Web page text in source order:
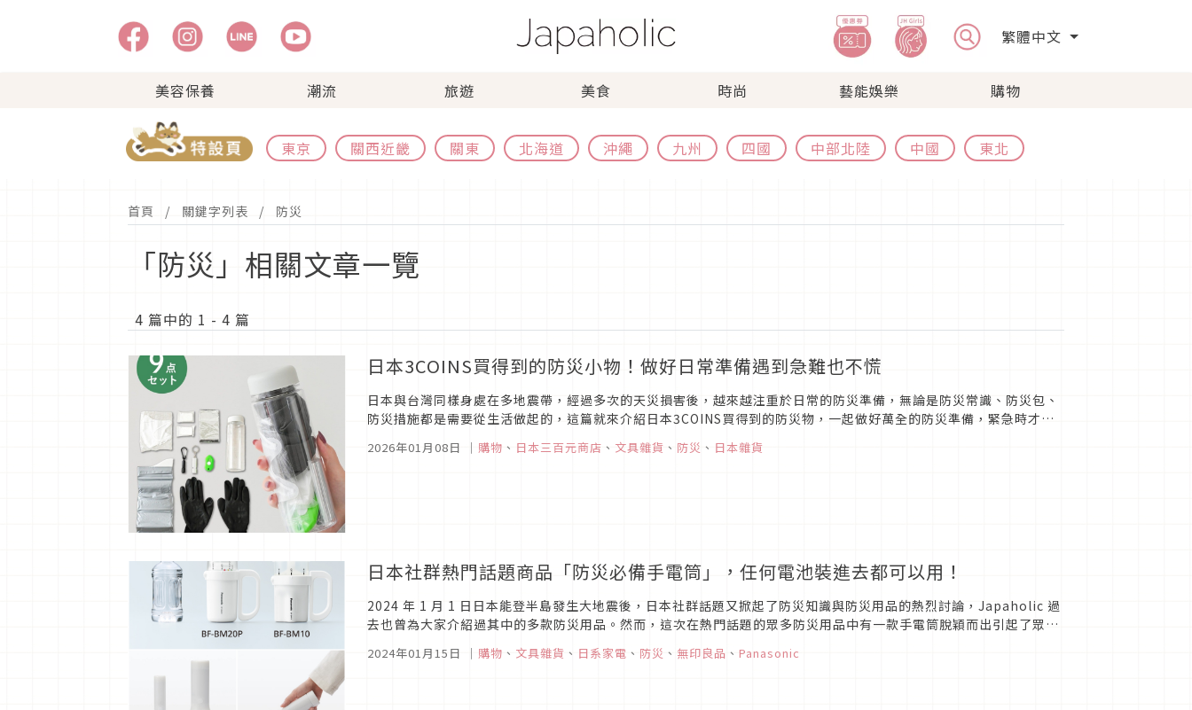
繁體中文
美容保養 潮流 旅遊 美食 時尚 藝能娛樂 購物
東京 關西近畿 關東 北海道 沖繩 九州 四國 中部北陸 中國 東北
首頁 關鍵字列表 防災
「防災」相關文章一覽
4 篇中的 1 - 4 篇
日本3COINS買得到的防災小物！做好日常準備遇到急難也不慌
日本與台灣同樣身處在多地震帶，經過多次的天災損害後，越來越注重於日常的防災準備，無論是防災常識、防災包、
防災措施都是需要從生活做起的，這篇就來介紹日本3COINS買得到的防災物，一起做好萬全的防災準備，緊急時才不
2026年01月08日 ｜ 購物 、 日本三百元商店 、 文具雜貨 、 防災 、 日本雜貨
日本社群熱門話題商品「防災必備手電筒」，任何電池裝進去都可以用！
2024 年 1 月 1 日日本能登半島發生大地震後，日本社群話題又掀起了防災知識與防災用品的熱烈討論，Japaholic 過
去也曾為大家介紹過其中的多款防災用品。然而，這次在熱門話題的眾多防災用品中有一款手電筒脫穎而出引起了眾多
注意，許多人也表示非常想購入，快來看看有何吸引人之處吧！
2024年01月15日 ｜ 購物 、 文具雜貨 、 日系家電 、 防災 、 無印良品 、 Panasonic